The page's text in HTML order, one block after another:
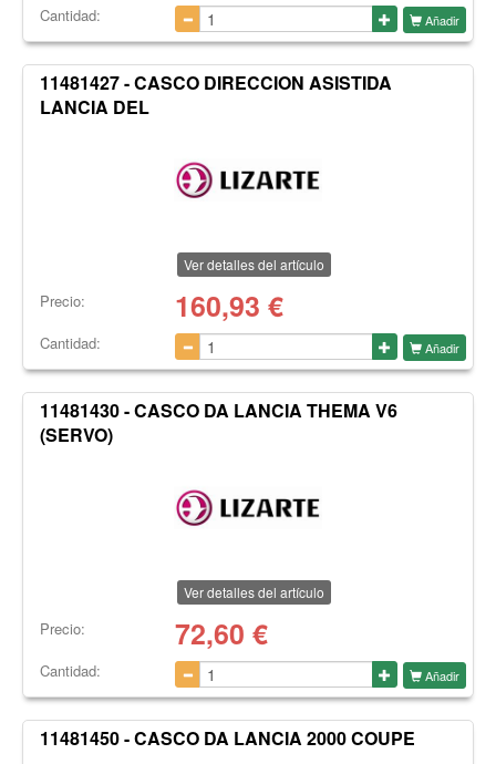
Cantidad: Añadir
11481427 - CASCO DIRECCION ASISTIDA
LANCIA DEL
Ver detalles del artículo
Precio: 160,93 €
Cantidad: Añadir
11481430 - CASCO DA LANCIA THEMA V6
(SERVO)
Ver detalles del artículo
Precio: 72,60 €
Cantidad: Añadir
11481450 - CASCO DA LANCIA 2000 COUPE